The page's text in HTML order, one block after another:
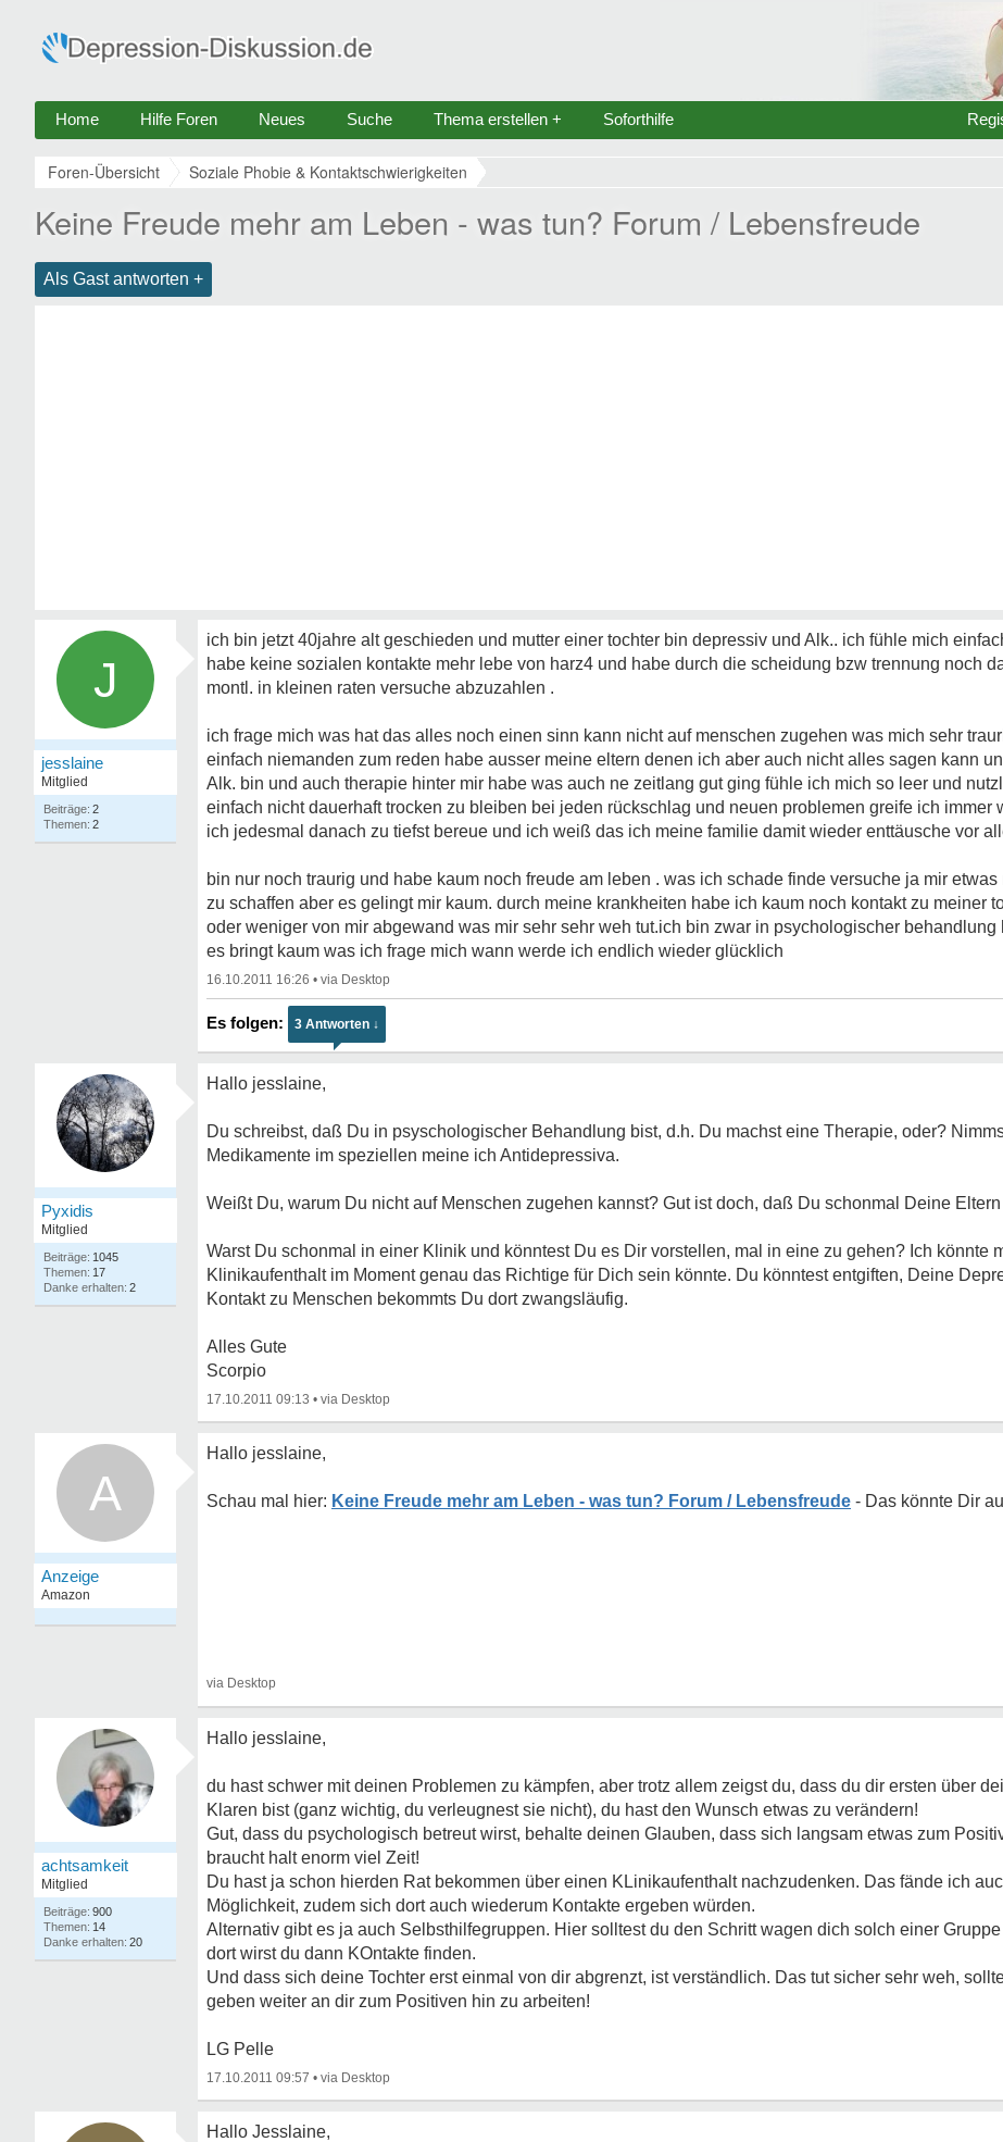
Home Hilfe Foren Neues Suche Thema erstellen + Soforthilfe
Foren-Übersicht Soziale Phobie & Kontaktschwierigkeiten
Keine Freude mehr am Leben - was tun? Forum / Lebensfreude
Als Gast antworten +
J
jesslaine
Mitglied
2
2
ich bin jetzt 40jahre alt geschieden und mutter einer tochter bin depressiv und Alk.. ich fühle mich
habe keine sozialen kontakte mehr lebe von harz4 und habe durch die scheidung bzw trennung noch
montl. in kleinen raten versuche abzuzahlen .
ich frage mich was hat das alles noch einen sinn kann nicht auf menschen zugehen was mich sehr
einfach niemanden zum reden habe ausser meine eltern denen ich aber auch nicht alles sagen kann
Alk. bin und auch therapie hinter mir habe was auch ne zeitlang gut ging fühle ich mich so leer und
einfach nicht dauerhaft trocken zu bleiben bei jeden rückschlag und neuen problemen greife ich immer
ich jedesmal danach zu tiefst bereue und ich weiß das ich meine familie damit wieder enttäusche vor
bin nur noch traurig und habe kaum noch freude am leben . was ich schade finde versuche ja mir
zu schaffen aber es gelingt mir kaum. durch meine krankheiten habe ich kaum noch kontakt zu meiner
oder weniger von mir abgewand was mir sehr sehr weh tut.ich bin zwar in psychologischer behandlung
es bringt kaum was ich frage mich wann werde ich endlich wieder glücklich
16.10.2011 16:26 •
3 Antworten ↓
Pyxidis
Mitglied
1045
17
2
Hallo jesslaine,
Du schreibst, daß Du in psyschologischer Behandlung bist, d.h. Du machst eine Therapie, oder?
Medikamente im speziellen meine ich Antidepressiva.
Weißt Du, warum Du nicht auf Menschen zugehen kannst? Gut ist doch, daß Du schonmal Deine Eltern
Warst Du schonmal in einer Klinik und könntest Du es Dir vorstellen, mal in eine zu gehen? Ich könnte
Klinikaufenthalt im Moment genau das Richtige für Dich sein könnte. Du könntest entgiften, Deine
Kontakt zu Menschen bekommts Du dort zwangsläufig.
Alles Gute
Scorpio
17.10.2011 09:13 •
A
Hallo jesslaine,
Keine Freude mehr am Leben - was tun? Forum / Lebensfreude
achtsamkeit
Mitglied
900
14
20
Hallo jesslaine,
du hast schwer mit deinen Problemen zu kämpfen, aber trotz allem zeigst du, dass du dir ersten über
Klaren bist (ganz wichtig, du verleugnest sie nicht), du hast den Wunsch etwas zu verändern!
Gut, dass du psychologisch betreut wirst, behalte deinen Glauben, dass sich langsam etwas zum
braucht halt enorm viel Zeit!
Du hast ja schon hierden Rat bekommen über einen KLinikaufenthalt nachzudenken. Das fände ich
Möglichkeit, zudem sich dort auch wiederum Kontakte ergeben würden.
Alternativ gibt es ja auch Selbsthilfegruppen. Hier solltest du den Schritt wagen dich solch einer
dort wirst du dann KOntakte finden.
Und dass sich deine Tochter erst einmal von dir abgrenzt, ist verständlich. Das tut sicher sehr weh,
geben weiter an dir zum Positiven hin zu arbeiten!
LG Pelle
17.10.2011 09:57 •
Hallo Jesslaine,